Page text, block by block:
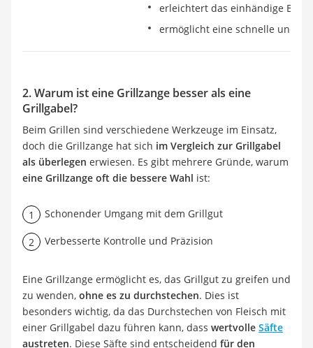
erleichtert das einhändige
ermöglicht eine schnelle und
2. Warum ist eine Grillzange besser als eine
Grillgabel?
Beim Grillen sind verschiedene Werkzeuge im Einsatz,
doch die Grillzange hat sich im Vergleich zur Grillgabel
als überlegen erwiesen. Es gibt mehrere Gründe, warum
eine Grillzange oft die bessere Wahl ist:
Schonender Umgang mit dem Grillgut
Verbesserte Kontrolle und Präzision
Eine Grillzange ermöglicht es, das Grillgut zu greifen und
zu wenden, ohne es zu durchstechen. Dies ist
besonders wichtig, da das Durchstechen von Fleisch mit
einer Grillgabel dazu führen kann, dass wertvolle Säfte
austreten. Diese Säfte sind entscheidend für den